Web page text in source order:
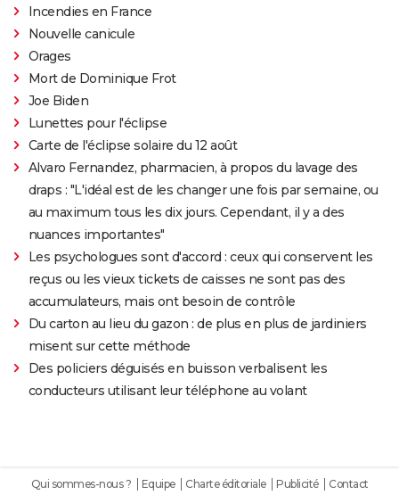
Incendies en France
Nouvelle canicule
Orages
Mort de Dominique Frot
Joe Biden
Lunettes pour l'éclipse
Carte de l'éclipse solaire du 12 août
Alvaro Fernandez, pharmacien, à propos du lavage des
draps : "L'idéal est de les changer une fois par semaine, ou
au maximum tous les dix jours. Cependant, il y a des
nuances importantes"
Les psychologues sont d'accord : ceux qui conservent les
reçus ou les vieux tickets de caisses ne sont pas des
accumulateurs, mais ont besoin de contrôle
Du carton au lieu du gazon : de plus en plus de jardiniers
misent sur cette méthode
Des policiers déguisés en buisson verbalisent les
conducteurs utilisant leur téléphone au volant
Qui sommes-nous ? Equipe Charte éditoriale Publicité
Contact